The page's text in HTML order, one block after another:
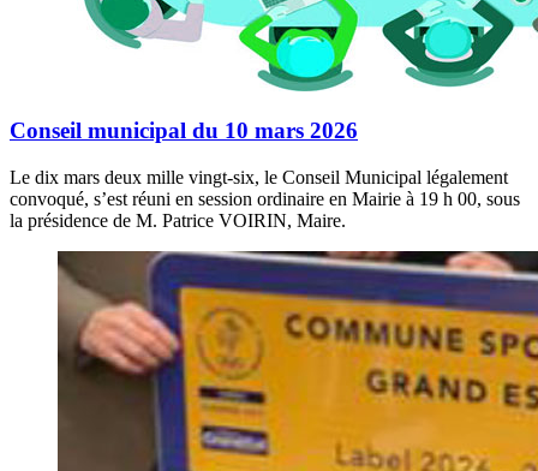
Conseil municipal du 10 mars 2026
Le dix mars deux mille vingt-six, le Conseil Municipal légalement
convoqué, s’est réuni en session ordinaire en Mairie à 19 h 00, sous
la présidence de M. Patrice VOIRIN, Maire.